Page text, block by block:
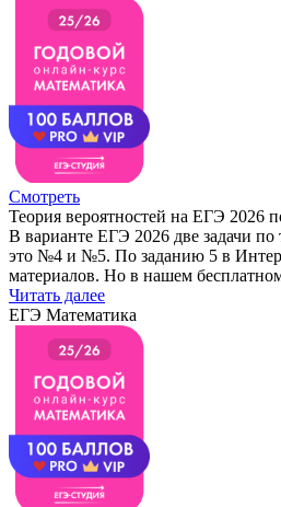
Смотреть
Теория вероятностей на ЕГЭ 2026
В варианте ЕГЭ 2026 две задачи
это №4 и №5. По заданию 5 в
материалов. Но в нашем
Читать далее
ЕГЭ Математика